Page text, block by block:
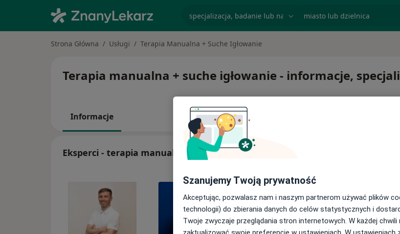
Strona Główna Usługi Terapia Manualna + Suche Igłowanie
Terapia manualna + suche igłowanie - informacje,
Informacje
Eksperci - terapia manualna + suche igłowanie
Szanujemy Twoją prywatność
Akceptując, pozwalasz nam i naszym partnerom używać plików
technologii) do zbierania danych do celów statystycznych i
Twoje zwyczaje przeglądania stron internetowych. W każdej